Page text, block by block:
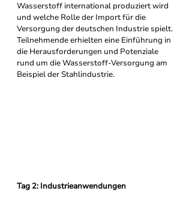
Wasserstoff international produziert wird
und welche Rolle der Import für die
Versorgung der deutschen Industrie spielt.
Teilnehmende erhielten eine Einführung in
die Herausforderungen und Potenziale
rund um die Wasserstoff-Versorgung am
Beispiel der Stahlindustrie.
Tag 2: Industrieanwendungen